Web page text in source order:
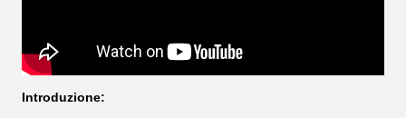
Introduzione: